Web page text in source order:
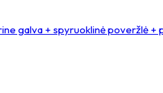
galva + spyruoklinė poveržlė